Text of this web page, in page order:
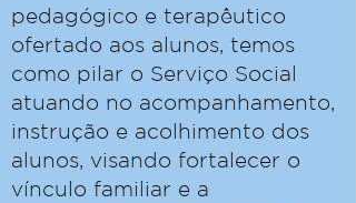
pedagógico e terapêutico
ofertado aos alunos, temos
como pilar o Serviço Social
atuando no acompanhamento,
instrução e acolhimento dos
alunos, visando fortalecer o
vínculo familiar e a